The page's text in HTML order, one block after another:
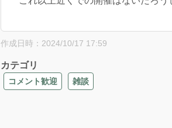
作成日時：2024/10/17 17:59
カテゴリ
コメント歓迎 雑談